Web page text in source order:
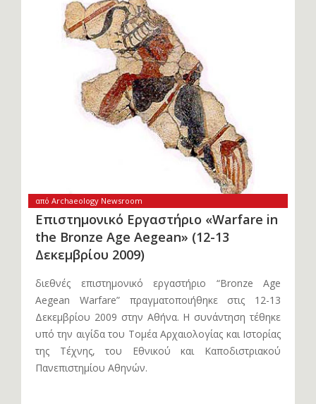
από Archaeology Newsroom
Επιστημονικό Εργαστήριο «Warfare in
the Bronze Age Aegean» (12-13
Δεκεμβρίου 2009)
διεθνές επιστημονικό εργαστήριο “Bronze Age
Aegean Warfare” πραγματοποιήθηκε στις 12-13
Δεκεμβρίου 2009 στην Αθήνα. Η συνάντηση τέθηκε
υπό την αιγίδα του Τομέα Αρχαιολογίας και Ιστορίας
της Τέχνης, του Εθνικού και Καποδιστριακού
Πανεπιστημίου Αθηνών.